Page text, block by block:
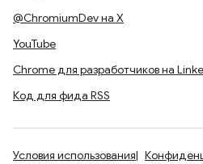
@ChromiumDev на X
YouTube
Chrome для разработчиков на
Код для фида RSS
Условия использования